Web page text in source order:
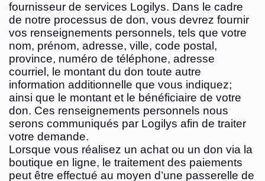
fournisseur de services Logilys. Dans le cadre
de notre processus de don, vous devrez fournir
vos renseignements personnels, tels que votre
nom, prénom, adresse, ville, code postal,
province, numéro de téléphone, adresse
courriel, le montant du don toute autre
information additionnelle que vous indiquez;
ainsi que le montant et le bénéficiaire de votre
don. Ces renseignements personnels nous
serons communiqués par Logilys afin de traiter
votre demande.
Lorsque vous réalisez un achat ou un don via la
boutique en ligne, le traitement des paiements
peut être effectué au moyen d’une passerelle de